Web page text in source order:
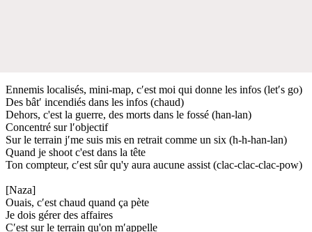
Ennemis localisés, mini-map, c′est moi qui donne les infos (let′s go)
Des bât′ incendiés dans les infos (chaud)
Dehors, c'est la guerre, des morts dans le fossé (han-lan)
Concentré sur l′objectif
Sur le terrain j′me suis mis en retrait comme un six (h-h-han-lan)
Quand je shoot c'est dans la tête
Ton compteur, c′est sûr qu'y aura aucune assist (clac-clac-clac-pow)
[Naza]
Ouais, c′est chaud quand ça pète
Je dois gérer des affaires
C′est sur le terrain qu'on m′appelle